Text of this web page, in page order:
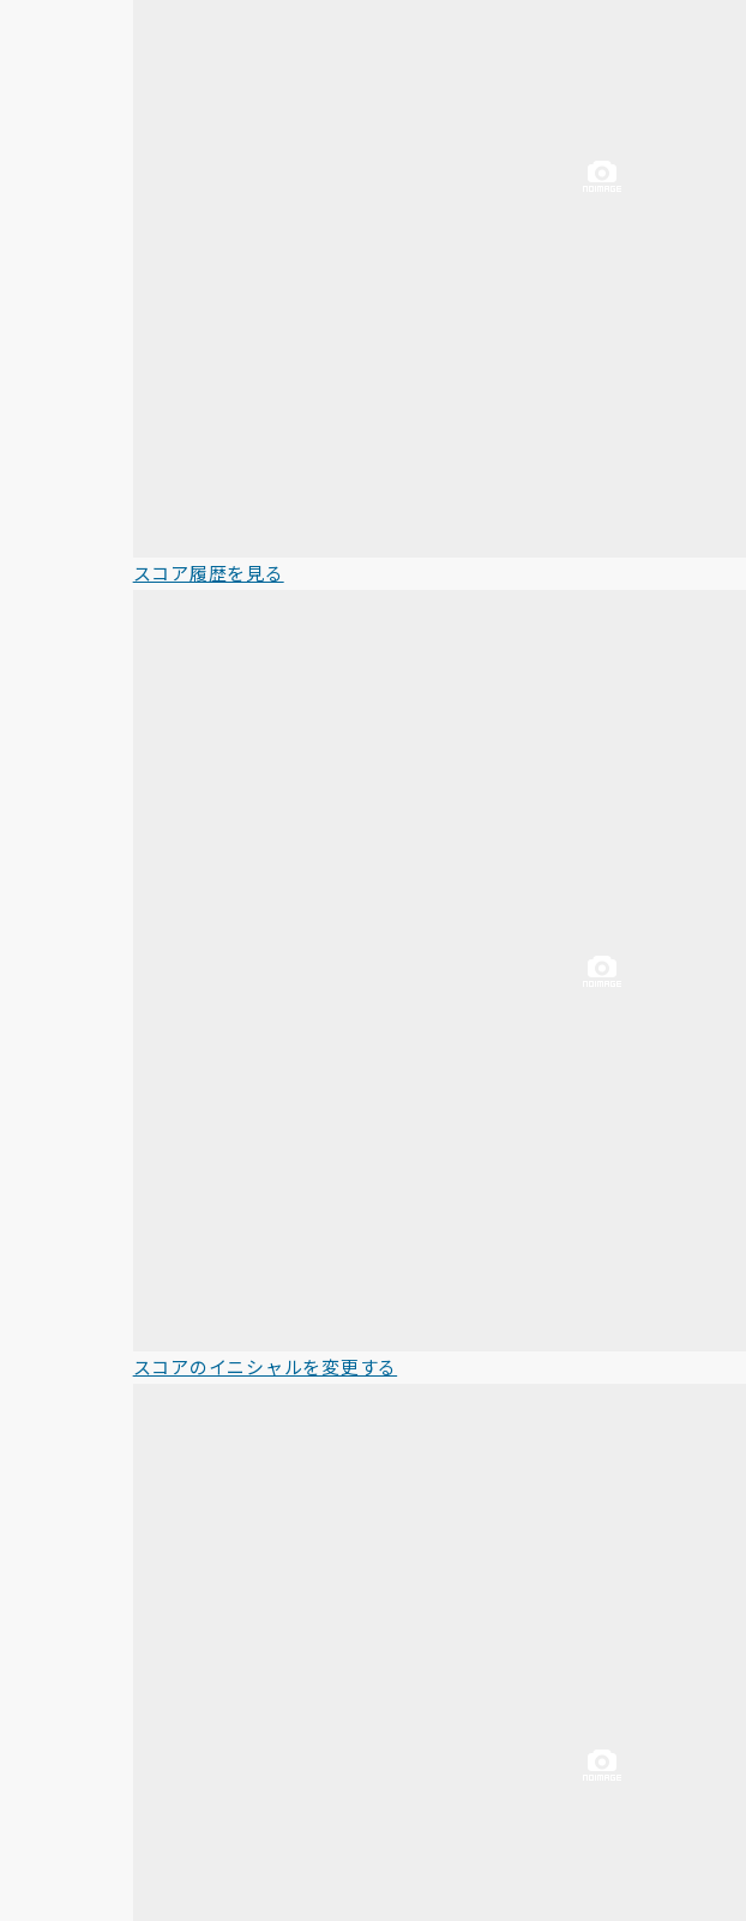
スコア履歴を見る
スコアのイニシャルを変更する